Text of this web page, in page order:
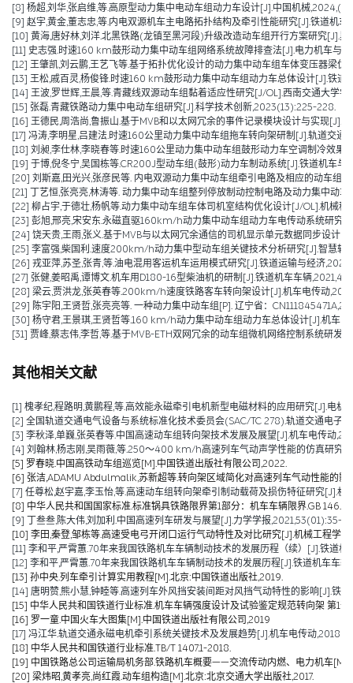
[8] 杨超,刘华,张启维,等.高原型动力集中电动车组动力车设计[J].中国机械
[9] 赵宇,黄金,董志忠,等.内电双源机车主电路拓扑结构及牵引性能研究[J].铁道机
[10] 黄海,唐好林,刘洋.北黑铁路(龙镇至黑河段)升级改造动车组开行方案研究[J].
[11] 史志强.时速160 km鼓形动力集中动车组网络系统故障排查法[J].电力机车与
[12] 王肇凯,刘云鹏,王艺飞等.基于拓扑优化设计的动力集中动车组车体变压器梁
[13] 王松,戚百灵,杨俊锋.时速160 km鼓形动力集中动车组动力车总体设计[J].铁道
[14] 王波,罗世辉,王晨,等.青藏线双源动车组黏着适应性研究[J/OL].西南交通大
[15] 张磊.青藏铁路动力集中电动车组研究[J].科学技术创新,2023(13):225-228.
[16] 王德民,周浩尚,鲁振山.基于MVB和以太网冗余的事件记录模块设计与实现[J].
[17] 冯涛,李明星,吕建法.时速160公里动力集中动车组拖车转向架研制[J].轨道交
[18] 刘昶,李仕林,李晓春等.时速160公里动力集中动车组鼓形动力车空调制冷效
[19] 于博,倪冬宁,吴国栋等.CR200J型动车组(鼓形)动力车制动系统[J].铁道机车
[20] 刘斯嘉,田光兴,张彦民等. 内电双源动力集中动车组牵引电路及相应的动车组
[21] 丁艺恒,张亮亮,林涛等. 动力集中动车组整列停放制动控制电路及动力集中动
[22] 柳占宇,于德壮,杨帆等.动力集中动车组车体司机室结构优化设计[J/OL].机械科
[23] 彭旭,邢亮,宋安东.永磁直驱160km/h动力集中动车组动力车电传动系统研究
[24] 饶天贵,王雨,张义.基于MVB与以太网冗余通信的司机显示单元数据同步设计
[25] 李富强,柴国利.速度200km/h动力集中型动车组关键技术分析研究[J].智慧
[26] 戎亚萍,苏圣,张青,等.油电混用客运机车运用模式研究[J].铁道运输与经济
[27] 张健,姜昭禹,谭博文.机车用D180-16型柴油机的研制[J].铁道机车车辆
[28] 梁云,贾洪龙,张英春等.200km/h速度铁路客车转向架设计[J].机车电传动
[29] 陈宇阳,王贤哲,张亮亮等. 一种动力集中动车组[P]. 辽宁省：
[30] 杨守君,王景琪,王贤哲等.160 km/h动力集中动车组动力车总体设计[J].机车
[31] 贾峰,蔡志伟,李哲,等.基于MVB-ETH双网冗余的动车组微机网络控制系统研发
其他相关文献
[1] 槐孝纪,程路明,黄鹏程,等.高效能永磁牵引电机新型电磁材料的应用研究[J].电
[2] 全国轨道交通电气设备与系统标准化技术委员会(SAC/TC 278).轨道交通电
[3] 李秋泽,单巍,张英春等.中国高速动车组转向架技术发展及展望[J].机车电传动
[4] 刘翰林,杨志刚,吴雨薇,等.250～400 km/h高速列车气动声学性能的仿真研究
[5] 罗春晓.中国高铁动车组巡览[M].中国铁道出版社有限公司,2022.
[6] 张洁,ADAMU Abdulmalik,苏新超等.转向架区域简化对高速列车气动性能的
[7] 任尊松,赵宇嘉,李玉怡,等.高速动车组转向架牵引制动载荷及损伤特征研究[J].机
[8] 中华人民共和国国家标准.标准锅具铁路限界第1部分：机车车辆限界.GB
[9] 丁叁叁,陈大伟,刘加利.中国高速列车研发与展望[J].力学学报,2021,53(01):35-
[10] 李田,秦登,邹栋等.高速受电弓开闭口运行气动特性及对比研究[J].机械工程学
[11] 李和平,严霄蕙.70年来我国铁路机车车辆制动技术的发展历程（续）[J].铁道
[12] 李和平,严霄蕙.70年来我国铁路机车车辆制动技术的发展历程[J].铁道机车车
[13] 孙中央.列车牵引计算实用教程[M].北京:中国铁道出版社,2019.
[14] 唐明赞,熊小慧,钟睦等.高速列车外风挡安装间距对风挡气动特性的影响[J].铁
[15] 中华人民共和国铁道行业标准.机车车辆强度设计及试验鉴定规范转向架 第1
[16] 罗一童.中国火车大图集[M].中国铁道出版社有限公司,2019
[17] 冯江华.轨道交通永磁电机牵引系统关键技术及发展趋势[J].机车电传动
[18] 中华人民共和国铁道行业标准.TB/T 1407.1-2018.
[19] 中国铁路总公司运输局机务部.铁路机车概要——交流传动内燃、电力机车[M].
[20] 梁炜昭,黄孝亮,尚红霞.动车组构造[M].北京:北京交通大学出版社,2017.